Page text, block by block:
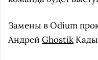
Замены в Odium
Андрей Ghostik